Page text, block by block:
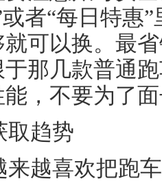
者“每日特惠
可以换。最
那几款普通
，不要为了
取趋势
越喜欢把跑